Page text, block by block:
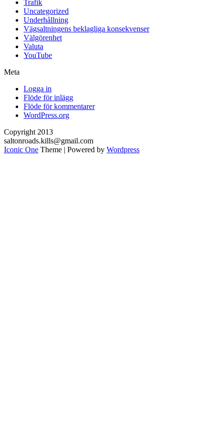
Trafik
Uncategorized
Underhållning
Vägsaltningens beklagliga konsekvenser
Välgörenhet
Valuta
YouTube
Meta
Logga in
Flöde för inlägg
Flöde för kommentarer
WordPress.org
Copyright 2013
saltonroads.kills@gmail.com
Iconic One Theme | Powered by Wordpress